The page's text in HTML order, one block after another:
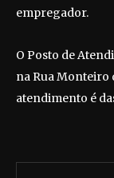
empregador.
O Posto de
na Rua Monteiro
atendimento é